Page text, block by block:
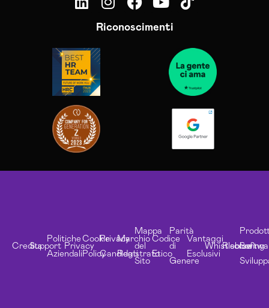
Riconoscimenti
CreditsSupport
Politiche
Aziendali
Privacy
Cookie
Policy
Privacy
Candidati
Marchio
Registrato
Mappa
del
Sito
Codice
Etico
Parità
di
Genere
Vantaggi
Esclusivi
Whistleblowing
Risorse